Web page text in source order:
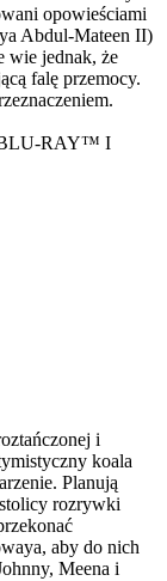
opowieściami
Abdul-Mateen II)
wie jednak, że
falę przemocy.
RAY™ I
i
koala
Planują
rozrywki
aby do nich
Meena i